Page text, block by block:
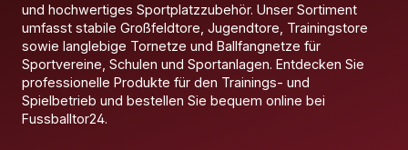
und hochwertiges Sportplatzzubehör. Unser Sortiment
umfasst stabile Großfeldtore, Jugendtore, Trainingstore
sowie langlebige Tornetze und Ballfangnetze für
Sportvereine, Schulen und Sportanlagen. Entdecken Sie
professionelle Produkte für den Trainings- und
Spielbetrieb und bestellen Sie bequem online bei
Fussballtor24.